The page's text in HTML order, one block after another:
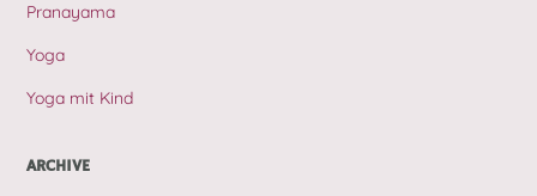
Pranayama
Yoga
Yoga mit Kind
ARCHIVE